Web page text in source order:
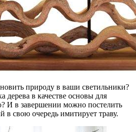
природу в ваши светильники?
дерева в качестве основы для
И в завершении можно постелить
в свою очередь имитирует траву.